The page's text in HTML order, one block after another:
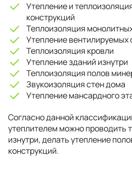
Утепление и
конструкций
Теплоизоляция
Утепление вентилируемых
Теплоизоляция кровли
Утепление зданий изнутри
Теплоизоляция полов
Звукоизоляция стен дома
Утепление мансардного
Согласно данной
утеплителем можно проводить
изнутри, делать утепление
конструкций.